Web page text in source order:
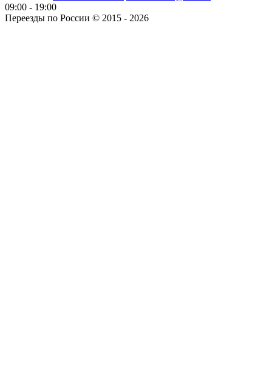
09:00 - 19:00
Переезды по России © 2015 - 2026